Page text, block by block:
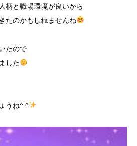
柄と職場環境が良いから
たのかもしれませんね
たので
した
うね^ ^